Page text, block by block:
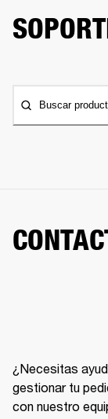
Buscar
¿Necesitas
gestionar tu
con nuestro